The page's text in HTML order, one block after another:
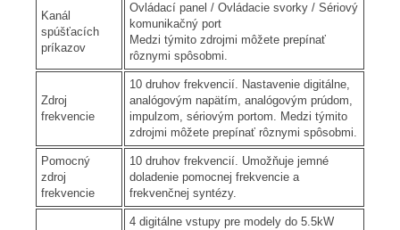
Kanál
spúšťacích
príkazov
Ovládací panel / Ovládacie svorky / Sériový
komunikačný port
Medzi týmito zdrojmi môžete prepínať
rôznymi spôsobmi.
Zdroj
frekvencie
10 druhov frekvencií. Nastavenie digitálne,
analógovým napätím, analógovým prúdom,
impulzom, sériovým portom. Medzi týmito
zdrojmi môžete prepínať rôznymi spôsobmi.
Pomocný
zdroj
frekvencie
10 druhov frekvencií. Umožňuje jemné
doladenie pomocnej frekvencie a
frekvenčnej syntézy.
4 digitálne vstupy pre modely do 5.5kW